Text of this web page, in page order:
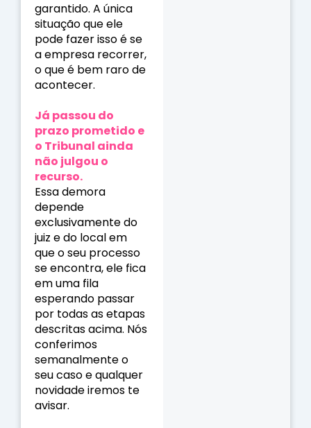
garantido. A única
situação que ele
pode fazer isso é se
a empresa recorrer,
o que é bem raro de
acontecer.
Já passou do
prazo prometido e
o Tribunal ainda
não julgou o
recurso.
Essa demora
depende
exclusivamente do
juiz e do local em
que o seu processo
se encontra, ele fica
em uma fila
esperando passar
por todas as etapas
descritas acima. Nós
conferimos
semanalmente o
seu caso e qualquer
novidade iremos te
avisar.